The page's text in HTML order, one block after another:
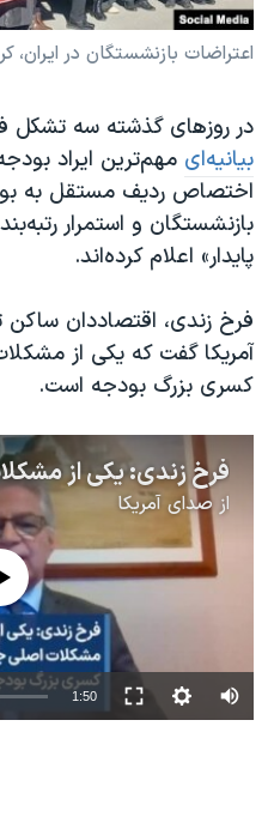
اعتراضات بازنشستگان در ایران،
در روزهای گذشته سه تشکل
بیانیه‌ای
اختصاص ردیف مستقل به
بازنشستگان و استمرار
پایدار» اعلام کرده‌اند.
فرخ زندی، اقتصاددان ساکن
آمریکا گفت که یکی از
کسری بزرگ بودجه است.
از صدای آمریکا
available
1:50